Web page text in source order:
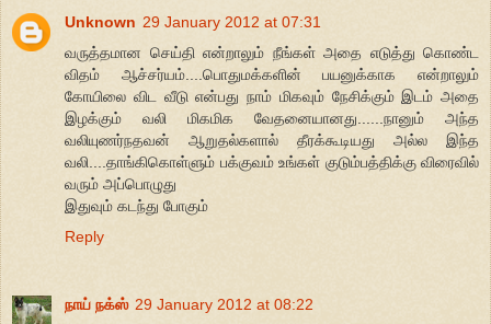
Unknown 29 January 2012 at 07:31
வருத்தமான செய்தி என்றாலும் நீங்கள் அதை எடுத்து கொண்ட
விதம் ஆச்சர்யம்....பொதுமக்களின் பயனுக்காக என்றாலும்
கோயிலை விட வீடு என்பது நாம் மிகவும் நேசிக்கும் இடம் அதை
இழக்கும் வலி மிகமிக வேதனையானது......நானும் அந்த
வலியுணர்நதவன் ஆறுதல்களால் தீரக்கூடியது அல்ல இந்த
வலி....தாங்கிகொள்ளும் பக்குவம் உங்கள் குடும்பத்திக்கு விரைவில்
வரும் அப்பொழுது
இதுவும் கடந்து போகும்
Reply
நாய் நக்ஸ் 29 January 2012 at 08:22